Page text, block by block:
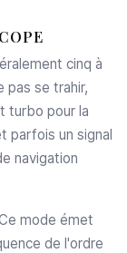
cinq à
pas se trahir,
turbo pour la
parfois un signal
navigation
mode émet
de l'ordre